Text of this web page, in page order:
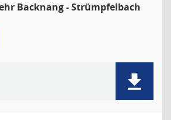
Backnang - Strümpfelbach